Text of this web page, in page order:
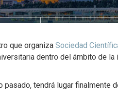
que organiza Sociedad
dentro del ámbito de
tendrá lugar finalmente